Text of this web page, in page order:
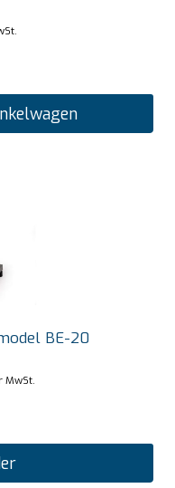
BE-20
MwSt.